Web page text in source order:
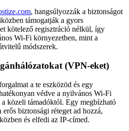
, hangsúlyozzák a biztonságot
támogatják a gyors
kötelező regisztráció nélkül, így
Wi-Fi környezetben, mint a
módszerek.
(VPN-eket)
a te eszközöd és egy
védve a nyilvános Wi-Fi
közeli támadóktól. Egy megbízható
biztonsági réteget ad hozzá,
és elfedi az IP-címed.